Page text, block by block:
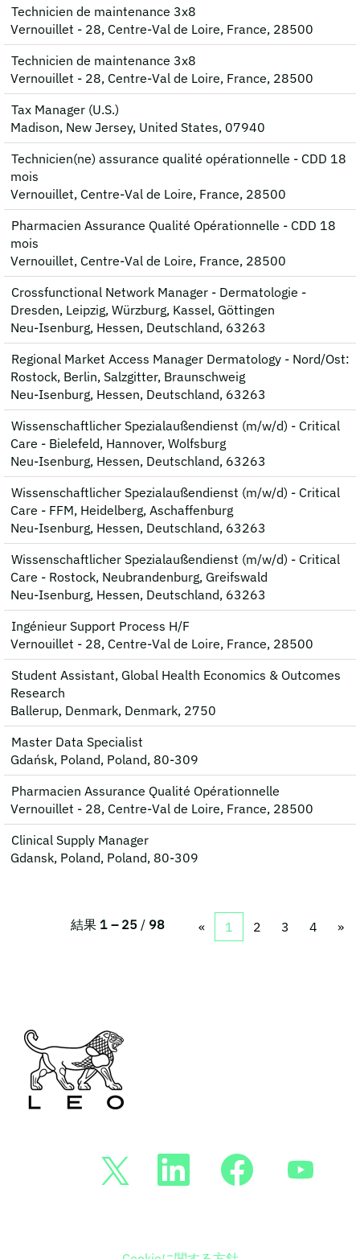
Technicien de maintenance 3x8
Vernouillet - 28, Centre-Val de Loire, France, 28500
Technicien de maintenance 3x8
Vernouillet - 28, Centre-Val de Loire, France, 28500
Tax Manager (U.S.)
Madison, New Jersey, United States, 07940
Technicien(ne) assurance qualité opérationnelle - CDD 18
mois
Vernouillet, Centre-Val de Loire, France, 28500
Pharmacien Assurance Qualité Opérationnelle - CDD 18
mois
Vernouillet, Centre-Val de Loire, France, 28500
Crossfunctional Network Manager - Dermatologie -
Dresden, Leipzig, Würzburg, Kassel, Göttingen
Neu-Isenburg, Hessen, Deutschland, 63263
Regional Market Access Manager Dermatology - Nord/Ost:
Rostock, Berlin, Salzgitter, Braunschweig
Neu-Isenburg, Hessen, Deutschland, 63263
Wissenschaftlicher Spezialaußendienst (m/w/d) - Critical
Care - Bielefeld, Hannover, Wolfsburg
Neu-Isenburg, Hessen, Deutschland, 63263
Wissenschaftlicher Spezialaußendienst (m/w/d) - Critical
Care - FFM, Heidelberg, Aschaffenburg
Neu-Isenburg, Hessen, Deutschland, 63263
Wissenschaftlicher Spezialaußendienst (m/w/d) - Critical
Care - Rostock, Neubrandenburg, Greifswald
Neu-Isenburg, Hessen, Deutschland, 63263
Ingénieur Support Process H/F
Vernouillet - 28, Centre-Val de Loire, France, 28500
Student Assistant, Global Health Economics & Outcomes
Research
Ballerup, Denmark, Denmark, 2750
Master Data Specialist
Gdańsk, Poland, Poland, 80-309
Pharmacien Assurance Qualité Opérationnelle
Vernouillet - 28, Centre-Val de Loire, France, 28500
Clinical Supply Manager
Gdansk, Poland, Poland, 80-309
結果 1 – 25 / 98 « 1 2 3 4 »
新
し
い
新
し
い
新
し
い
し
い